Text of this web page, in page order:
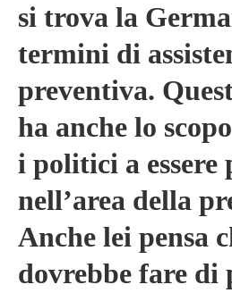
si trova la
termini di
preventiva.
ha anche lo
i politici a
nell’area della
Anche lei pensa
dovrebbe fare di